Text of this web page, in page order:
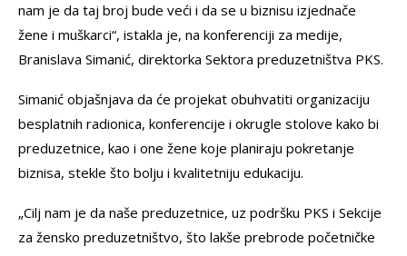
nam je da taj broj bude veći i da se u biznisu izjednače
žene i muškarci“, istakla je, na konferenciji za medije,
Branislava Simanić, direktorka Sektora preduzetništva PKS.
Simanić objašnjava da će projekat obuhvatiti organizaciju
besplatnih radionica, konferencije i okrugle stolove kako bi
preduzetnice, kao i one žene koje planiraju pokretanje
biznisa, stekle što bolju i kvalitetniju edukaciju.
„Cilj nam je da naše preduzetnice, uz podršku PKS i Sekcije
za žensko preduzetništvo, što lakše prebrode početničke